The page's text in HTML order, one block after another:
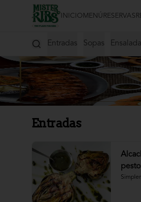
INICIO MENÚ RESERVAS
Entradas Sopas
Entradas
pesto